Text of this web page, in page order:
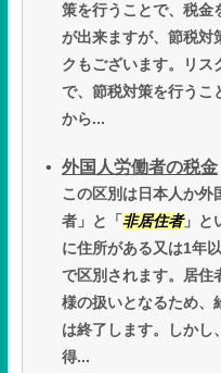
策を行うことで、税金
が出来ますが、節税対
クもございます。リス
で、節税対策を行うこ
から...
外国人労働者の税金
この区別は日本人か外
者」と「 非居住者」と
に住所がある又は1年
で区別されます。居住
様の扱いとなるため、
は終了します。しかし、
得...